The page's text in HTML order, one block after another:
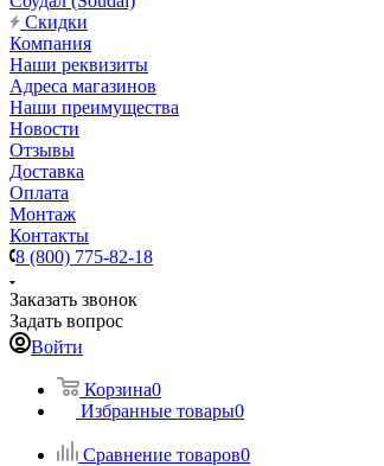
Скидки
Компания
Наши реквизиты
Адреса магазинов
Наши преимущества
Новости
Отзывы
Доставка
Оплата
Монтаж
Контакты
8 (800) 775-82-18
Заказать звонок
Задать вопрос
Войти
Корзина0
Избранные товары0
Сравнение товаров0